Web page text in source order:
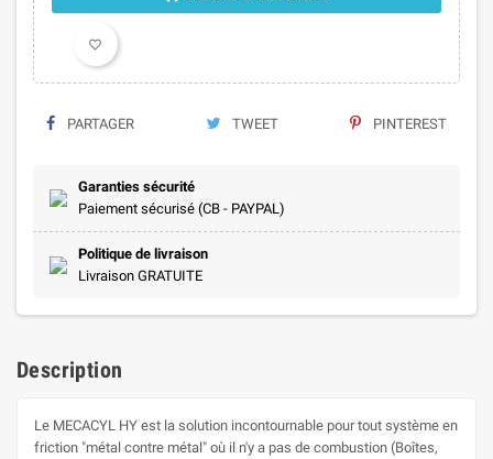
Créer une liste d'envies
Nom de la liste d'envies
Connexion
Vous devez être connecté pour ajouter des produits à votre
favorite_border
PARTAGER TWEET PINTEREST
Garanties sécurité
Paiement sécurisé (CB - PAYPAL)
Politique de livraison
Livraison GRATUITE
Description
Le MECACYL HY est la solution incontournable pour tout système en
friction "métal contre métal" où il n'y a pas de combustion (Boîtes,